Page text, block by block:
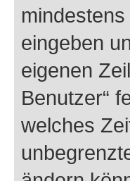
eingeben
eigenen
Benutzer“
welches